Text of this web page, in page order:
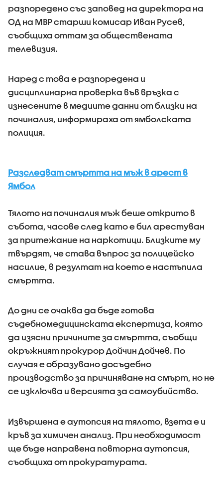
разпоредено със заповед на директора на
ОД на МВР старши комисар Иван Русев,
съобщиха оттам за обществената
телевизия.
Наред с това е разпоредена и
дисциплинарна проверка във връзка с
изнесените в медиите данни от близки на
починалия, информираха от ямболската
полиция.
Разследват смъртта на мъж в арест в
Ямбол
Тялото на починалия мъж беше открито в
събота, часове след като е бил арестуван
за притежание на наркотици. Близките му
твърдят, че става въпрос за полицейско
насилие, в резултат на което е настъпила
смъртта.
До дни се очаква да бъде готова
съдебномедицинската експертиза, която
да изясни причините за смъртта, съобщи
окръжният прокурор Дойчин Дойчев. По
случая е образувано досъдебно
производство за причиняване на смърт, но не
се изключва и версията за самоубийство.
Извършена е аутопсия на тялото, взета е и
кръв за химичен анализ. При необходимост
ще бъде направена повторна аутопсия,
съобщиха от прокуратурата.